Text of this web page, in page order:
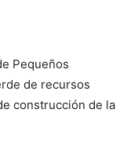
Pequeños
de recursos
construcción de la